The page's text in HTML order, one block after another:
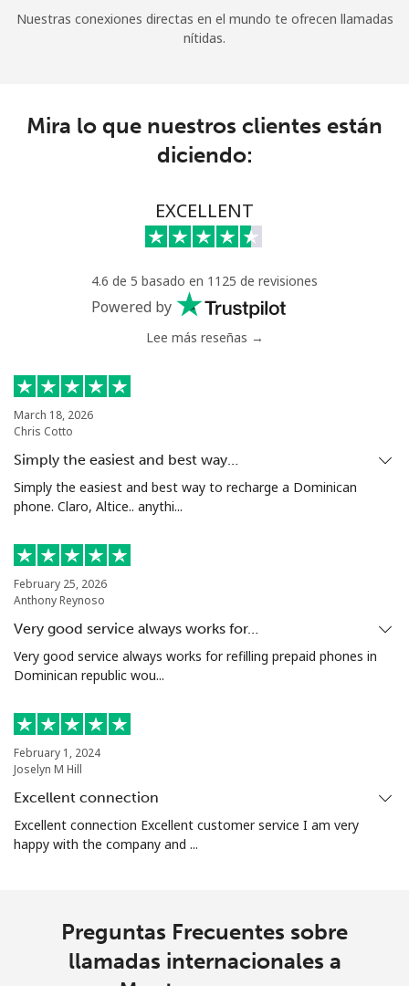
Nuestras conexiones directas en el mundo te ofrecen llamadas
nítidas.
Mira lo que nuestros clientes están
diciendo:
EXCELLENT
4.6 de 5 basado en 1125 de revisiones
Powered by
Lee más reseñas →
March 18, 2026
Chris Cotto
Simply the easiest and best way…
Simply the easiest and best way to recharge a Dominican
phone. Claro, Altice.. anythi...
February 25, 2026
Anthony Reynoso
Very good service always works for…
Very good service always works for refilling prepaid phones in
Dominican republic wou...
February 1, 2024
Joselyn M Hill
Excellent connection
Excellent connection Excellent customer service I am very
happy with the company and ...
Preguntas Frecuentes sobre
llamadas internacionales a